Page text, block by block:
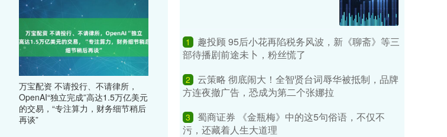
万宝配资 不请投行、不请律所，
OpenAI“独立完成”高达1.5万亿美元
的交易，“专注算力，财务细节稍后
再谈”
1
趣投顾 95后小花再陷税务风波，新《聊斋》等三
部待播剧前途未卜，粉丝慌了
2
云策略 彻底闹大！全智贤台词辱华被抵制，品牌
方连夜撤广告，恐成为第二个张娜拉
3
蜀商证券 《金瓶梅》中的这5句俗语，不仅不
污，还藏着人生大道理